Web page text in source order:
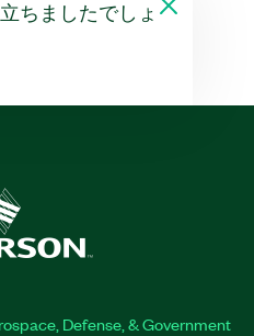
ちましたでしょ
Defense, & Government